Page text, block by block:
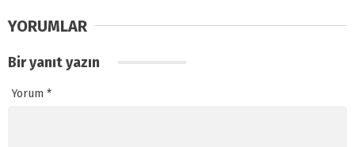
YORUMLAR
Bir yanıt yazın
Yorum *